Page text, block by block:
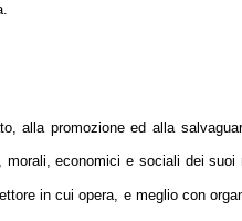
alla promozione ed alla
economici e sociali dei suoi
in cui opera, e meglio con